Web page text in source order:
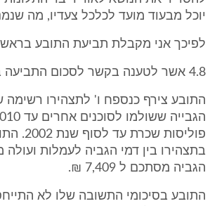
יוכל מבעוד מועד לכלכל צעדיו, מה
לפיכך אני מקבלת תביעת התובע בראש
4.8 אשר לטענה בקשר לסכום התביעה בראש נזק זה,
התובע צירף כנספח ו' לתצהירו רשימה
פוליסות
בתצהירו בין דמי הגביה לעמלות ועולה
הגביה מסתכם ל 7,409 ₪.
התובע בסיכומי התשובה שלו לא